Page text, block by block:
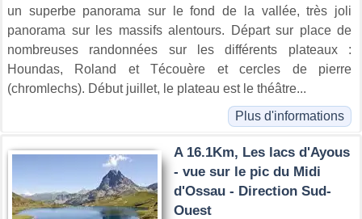
un superbe panorama sur le fond de la vallée, très joli
panorama sur les massifs alentours. Départ sur place de
nombreuses randonnées sur les différents plateaux :
Houndas, Roland et Técouère et cercles de pierre
(chromlechs). Début juillet, le plateau est le théâtre...
Plus d'informations
A 16.1Km, Les lacs d'Ayous
- vue sur le pic du Midi
d'Ossau - Direction Sud-
Ouest